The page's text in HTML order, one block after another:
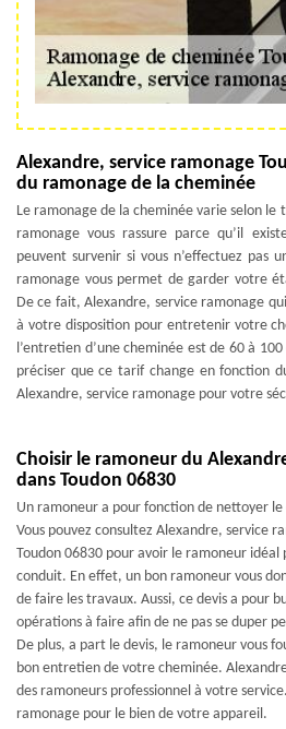
Alexandre, service ramonage
du ramonage de la cheminée
Le ramonage de la cheminée varie selon
ramonage vous rassure parce qu’il
peuvent survenir si vous n’effectuez pas
ramonage vous permet de garder votre
De ce fait, Alexandre, service ramonage
à votre disposition pour entretenir votre
l’entretien d’une cheminée est de 60 à
préciser que ce tarif change en fonction
Alexandre, service ramonage pour votre
Choisir le ramoneur du
dans Toudon 06830
Un ramoneur a pour fonction de nettoyer
Vous pouvez consultez Alexandre, service
Toudon 06830 pour avoir le ramoneur
conduit. En effet, un bon ramoneur vous
de faire les travaux. Aussi, ce devis a pour
opérations à faire afin de ne pas se duper
De plus, a part le devis, le ramoneur vous
bon entretien de votre cheminée.
des ramoneurs professionnel à votre
ramonage pour le bien de votre appareil.